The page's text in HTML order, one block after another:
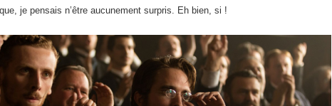
je pensais n’être aucunement surpris. Eh bien, si !